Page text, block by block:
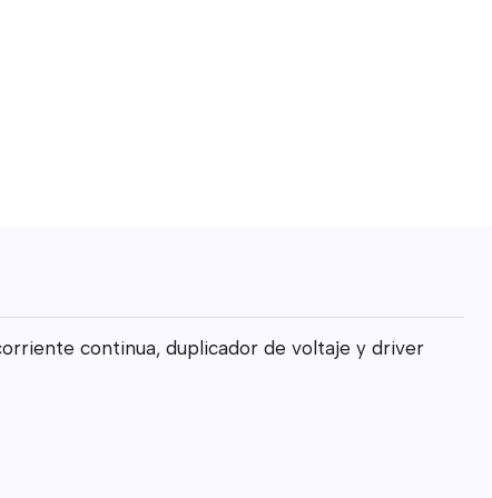
continua, duplicador de voltaje y driver